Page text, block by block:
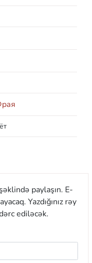
paylaşın. E-
Yazdığınız rəy
ediləcək.